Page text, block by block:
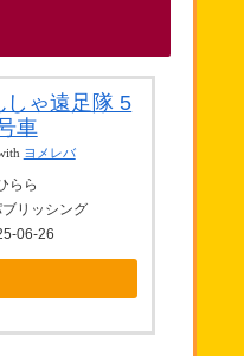
しゃ遠足隊 5
車
ヨメレバ
らら
リッシング
06-26